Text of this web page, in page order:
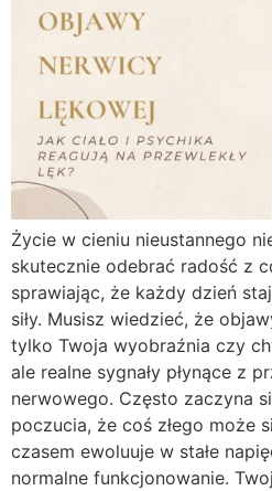
Życie w cieniu nieustannego
skutecznie odebrać radość z
sprawiając, że każdy dzień
siły. Musisz wiedzieć, że
tylko Twoja wyobraźnia czy
ale realne sygnały płynące z
nerwowego. Często zaczyna
poczucia, że coś złego może
czasem ewoluuje w stałe
normalne funkcjonowanie.